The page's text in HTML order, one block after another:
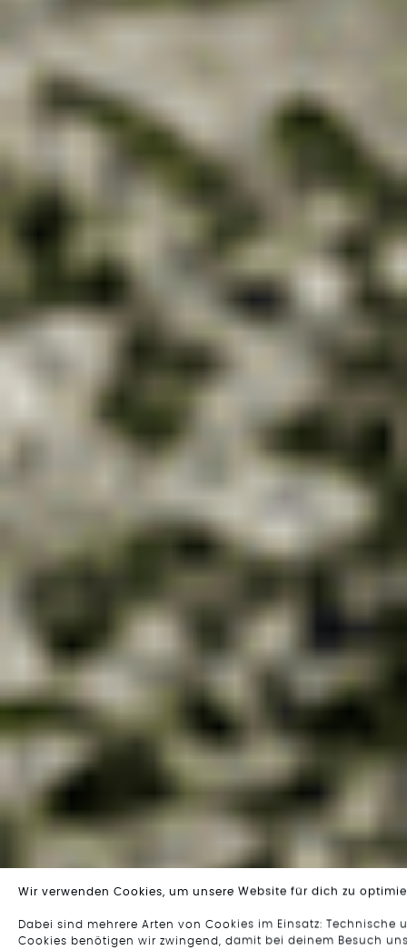
Wir verwenden Cookies, um unsere Website für dich zu
Dabei sind mehrere Arten von Cookies im Einsatz: Technische
Cookies benötigen wir zwingend, damit bei deinem Besuch